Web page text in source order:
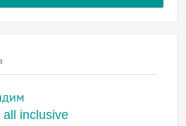
all inclusive